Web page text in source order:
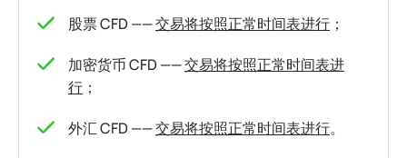
股票 CFD ——交易将按照正常时间表进行 ；
加密货币 CFD ——交易将按照正常时间表进
行 ；
外汇 CFD ——交易将按照正常时间表进行。